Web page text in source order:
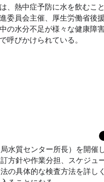
、熱中症予防に水を飲むこ
委員会主催、厚生労働省後
の水分不足が様々な健康障
呼びかけられている。
水質センター所長）を開催
方針や作業分担、スケジュ
の具体的な検査方法を詳し